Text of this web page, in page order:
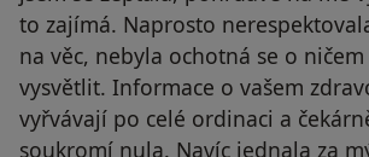
to zajímá. Naprosto
na věc, nebyla ochotná se o
vysvětlit. Informace o vašem
vyřvávají po celé ordinaci a
soukromí nula. Navíc jednala za